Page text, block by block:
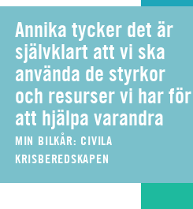
Annika tycker det är
självklart att vi ska
använda de styrkor
och resurser vi har för
att hjälpa varandra
MIN BILKÅR: CIVILA
KRISBEREDSKAPEN